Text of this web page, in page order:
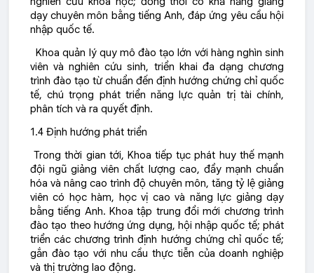
dạy chuyên môn bằng tiếng Anh, đáp ứng yêu cầu hội
nhập quốc tế.
Khoa quản lý quy mô đào tạo lớn với hàng nghìn sinh
viên và nghiên cứu sinh, triển khai đa dạng chương
trình đào tạo từ chuẩn đến định hướng chứng chỉ quốc
tế, chú trọng phát triển năng lực quản trị tài chính,
phân tích và ra quyết định.
1.4 Định hướng phát triển
Trong thời gian tới, Khoa tiếp tục phát huy thế mạnh
đội ngũ giảng viên chất lượng cao, đẩy mạnh chuẩn
hóa và nâng cao trình độ chuyên môn, tăng tỷ lệ giảng
viên có học hàm, học vị cao và năng lực giảng dạy
bằng tiếng Anh. Khoa tập trung đổi mới chương trình
đào tạo theo hướng ứng dụng, hội nhập quốc tế; phát
triển các chương trình định hướng chứng chỉ quốc tế;
gắn đào tạo với nhu cầu thực tiễn của doanh nghiệp
và thị trường lao động.